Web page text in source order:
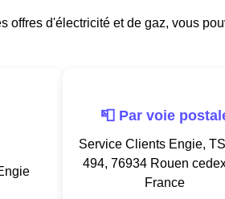
offres d'électricité et de gaz, vous
📮 Par voie
Service Clients Engie,
494, 76934 Rouen
France